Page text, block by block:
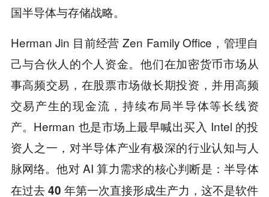
国半导体与存储战略。
Herman Jin 目前经营 Zen Family Office，管理自
己与合伙人的个人资金。他们在加密货币市场从
事高频交易，在股票市场做长期投资，并用高频
交易产生的现金流，持续布局半导体等长线资
产。Herman 也是市场上最早喊出买入 Intel 的投
资人之一，对半导体产业有极深的行业认知与人
脉网络。他对 AI 算力需求的核心判断是：半导体
在过去 40 年第一次直接形成生产力，这不是软件